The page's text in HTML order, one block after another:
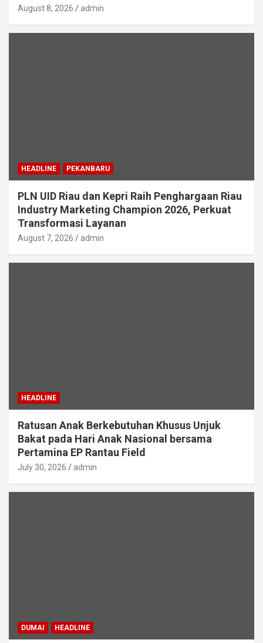
August 8, 2026 admin
HEADLINE PEKANBARU
PLN UID Riau dan Kepri Raih Penghargaan Riau
Industry Marketing Champion 2026, Perkuat
Transformasi Layanan
August 7, 2026 admin
HEADLINE
Ratusan Anak Berkebutuhan Khusus Unjuk
Bakat pada Hari Anak Nasional bersama
Pertamina EP Rantau Field
July 30, 2026 admin
DUMAI HEADLINE